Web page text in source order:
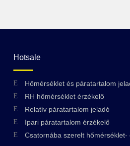
Hotsale
Hőmérséklet és páratartalom
RH hőmérséklet érzékelő
Relatív páratartalom jeladó
Ipari páratartalom érzékelő
Csatornába szerelt